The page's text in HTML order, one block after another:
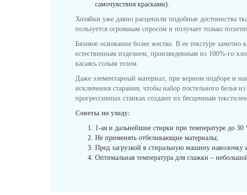
самочувствия красками).
Хозяйки уже давно расценили подобные достоинства
пользуется огромным спросом и получает только
Бязевое основание более жестко. В ее текстуре заметно
естественным изделием, произведенным из 100%-го
касаясь голым телом.
Даже элементарный материал, при верном подборе и
исключения старания, чтобы набор постельного белья
прогрессивных станках создают их бесценным
Советы по уходу:
1-ая и дальнейшие стирки при температуре до 30
Не применять отбеливающие материалы;
Пред загрузкой в стиральную машину
Оптимальная температура для глажки –